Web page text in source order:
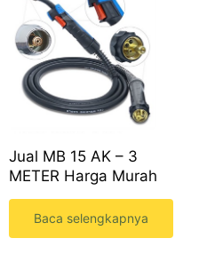
Jual MB 15 AK – 3
METER Harga Murah
Baca selengkapnya